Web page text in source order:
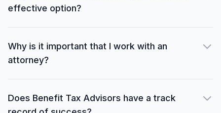
effective option?
Why is it important that I work with an
attorney?
Does Benefit Tax Advisors have a track